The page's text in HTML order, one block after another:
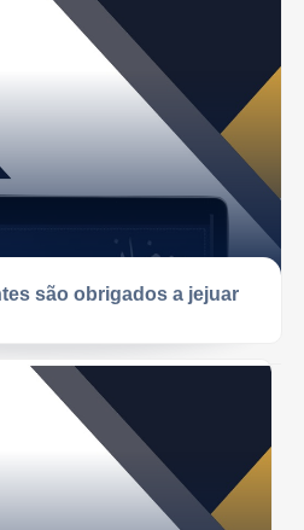
são obrigados a jejuar?